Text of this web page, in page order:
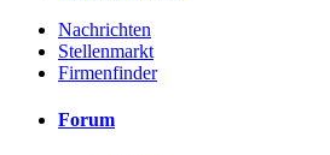
Nachrichten
Stellenmarkt
Firmenfinder
Forum